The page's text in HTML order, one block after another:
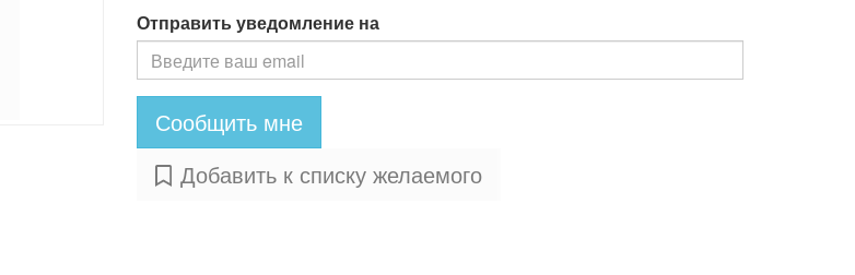
Отправить уведомление на
Сообщить мне
Добавить к списку желаемого